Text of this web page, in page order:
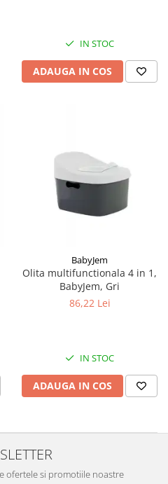
IN STOC
ADAUGA IN COS
BabyJem
Olita multifunctionala 4 in 1,
BabyJem, Gri
86,22 Lei
IN STOC
ADAUGA IN COS
ofertele si promotiile noastre